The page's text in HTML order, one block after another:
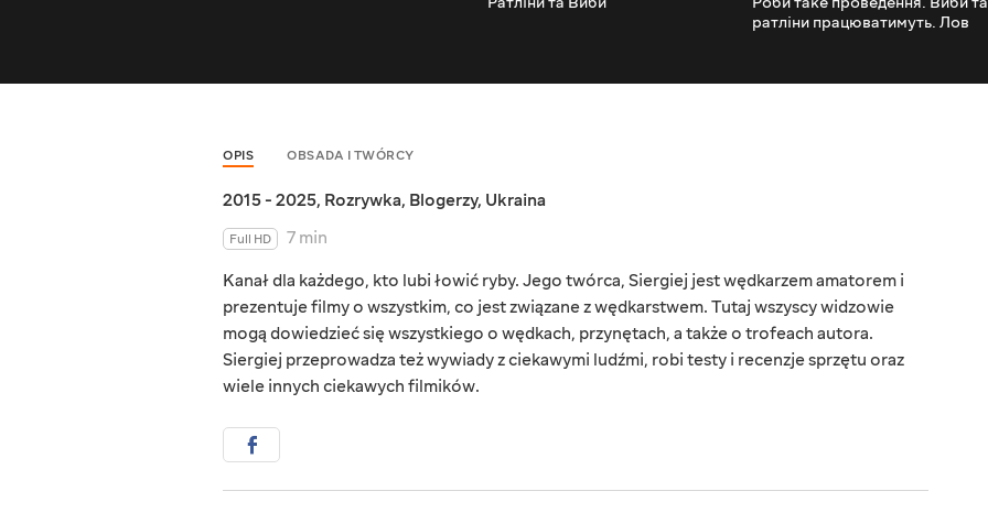
ратліни працюватимуть. Лов
OPIS OBSADA I TWÓRCY
2015 - 2025, Rozrywka, Blogerzy, Ukraina
Full HD
7 min
Kanał dla każdego, kto lubi łowić ryby. Jego twórca, Siergiej jest wędkarzem amatorem i
prezentuje filmy o wszystkim, co jest związane z wędkarstwem. Tutaj wszyscy widzowie
mogą dowiedzieć się wszystkiego o wędkach, przynętach, a także o trofeach autora.
Siergiej przeprowadza też wywiady z ciekawymi ludźmi, robi testy i recenzje sprzętu oraz
wiele innych ciekawych filmików.